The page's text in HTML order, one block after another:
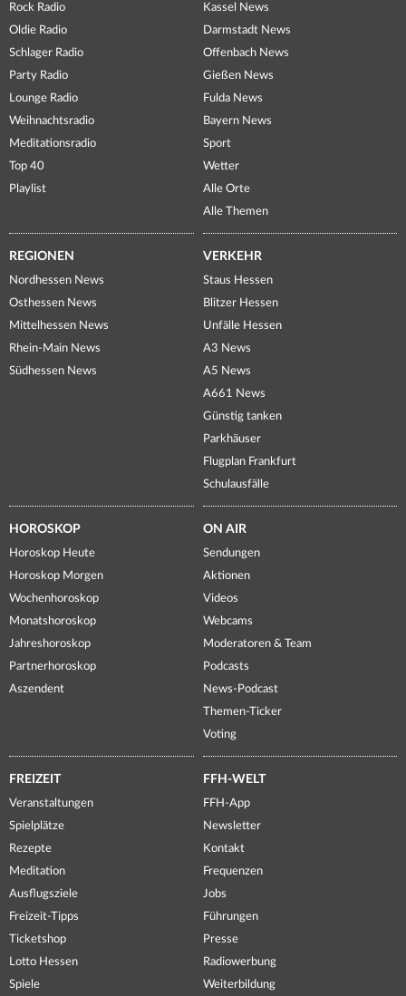
Rock Radio
Oldie Radio
Schlager Radio
Party Radio
Lounge Radio
Weihnachtsradio
Meditationsradio
Top 40
Playlist
Kassel News
Darmstadt News
Offenbach News
Gießen News
Fulda News
Bayern News
Sport
Wetter
Alle Orte
Alle Themen
REGIONEN
Nordhessen News
Osthessen News
Mittelhessen News
Rhein-Main News
Südhessen News
VERKEHR
Staus Hessen
Blitzer Hessen
Unfälle Hessen
A3 News
A5 News
A661 News
Günstig tanken
Parkhäuser
Flugplan Frankfurt
Schulausfälle
HOROSKOP
Horoskop Heute
Horoskop Morgen
Wochenhoroskop
Monatshoroskop
Jahreshoroskop
Partnerhoroskop
Aszendent
ON AIR
Sendungen
Aktionen
Videos
Webcams
Moderatoren & Team
Podcasts
News-Podcast
Themen-Ticker
Voting
FREIZEIT
Veranstaltungen
Spielplätze
Rezepte
Meditation
Ausflugsziele
Freizeit-Tipps
Ticketshop
Lotto Hessen
Spiele
FFH-WELT
FFH-App
Newsletter
Kontakt
Frequenzen
Jobs
Führungen
Presse
Radiowerbung
Weiterbildung